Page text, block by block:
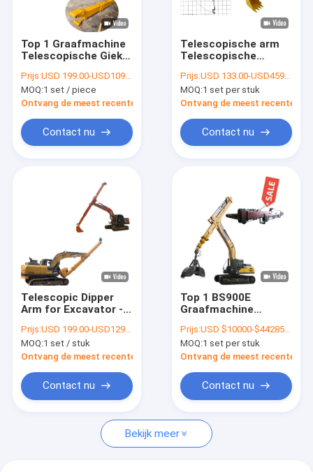
VR-show
Over ons
Kwaliteitscontrole
Nieuws
Vraag een offerte
Top 1 Graafmachine
Telescopische Giek
te Koop
Prijs:USD 199.00-USD10999.00
MOQ:1 set / piece
Ontvang de meest recente Prijs
Contact nu
Telescopische arm
Telescopische
Graafmachine
Schuifarm
Prijs:USD 133.00-USD4599.00
MOQ:1 set per stuk
Ontvang de meest recente
Contact nu
Telescopic Dipper
Arm for Excavator -
Prijs:USD 199.00-USD12999.00
MOQ:1 set / stuk
Ontvang de meest recente Prijs
Contact nu
Top 1 BS900E
Graafmachine
Teleskop Dipper voor
graafmachine
Prijs:USD $10000-$44285/sets
MOQ:1 set per stuk
Ontvang de meest recente
Contact nu
Bekijk meer